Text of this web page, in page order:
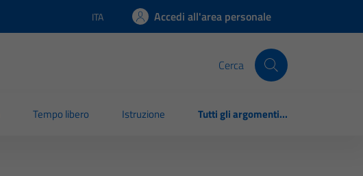
Lingua attiva:
ITA Accedi all'area personale
Cerca
Tempo libero Istruzione Tutti gli argomenti...